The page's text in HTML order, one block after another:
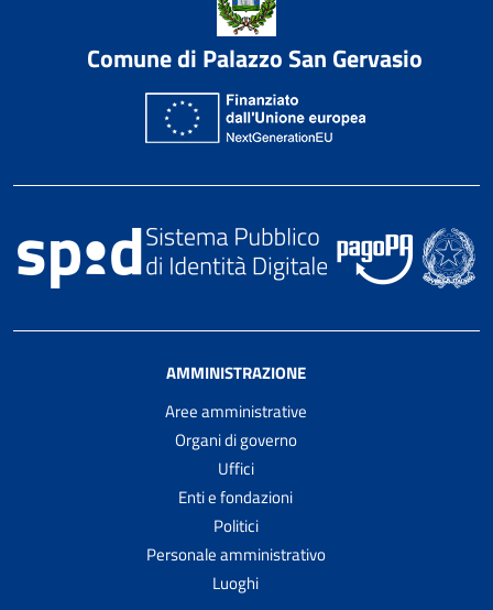
Comune di Palazzo San Gervasio
AMMINISTRAZIONE
Aree amministrative
Organi di governo
Uffici
Enti e fondazioni
Politici
Personale amministrativo
Luoghi